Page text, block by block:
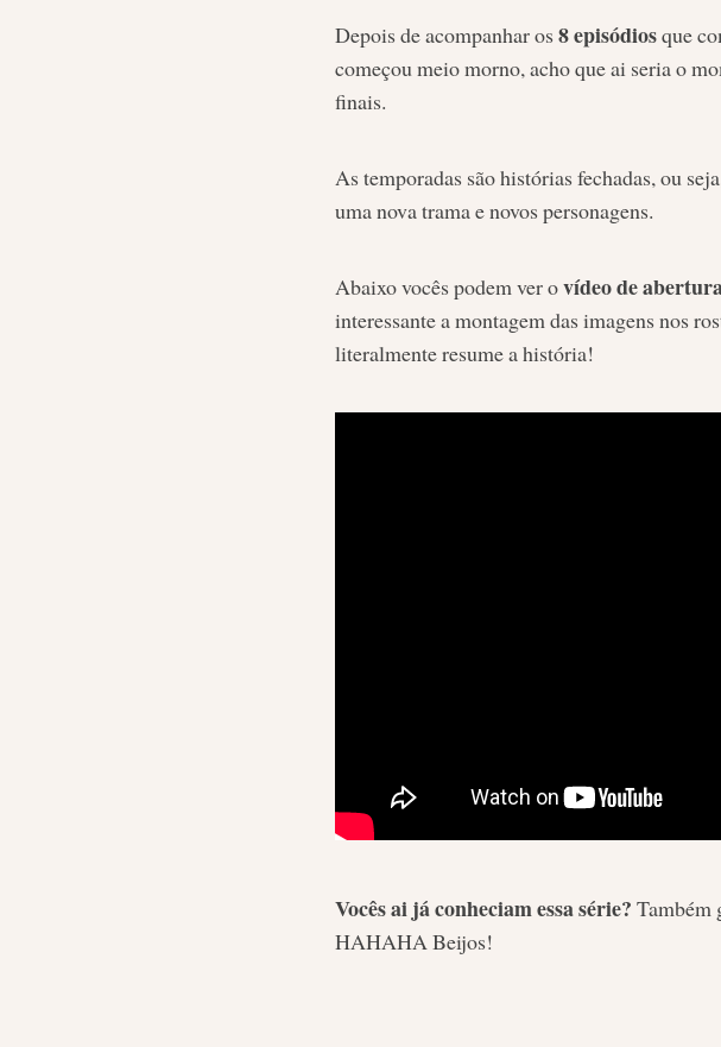
Depois de acompanhar os 8 episódiosque
começou meio morno, acho que ai seria o
finais.
As temporadas são histórias fechadas, ou
uma nova trama e novos personagens.
Abaixo vocês podem ver ovídeo de
interessante a montagem das imagens nos
literalmente resume a história!
Vocês ai já conheciam essa série? Também
HAHAHA Beijos!